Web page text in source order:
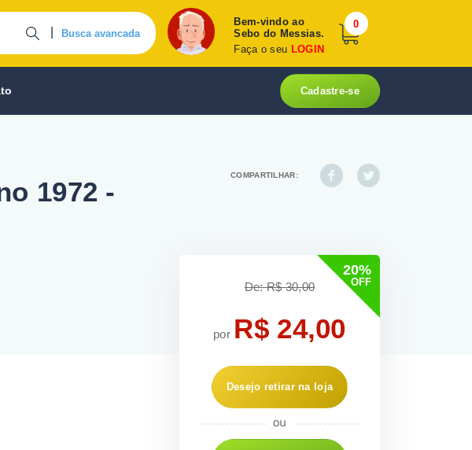
Busca avancada
Bem-vindo ao
Sebo do Messias.
Faça o seu LOGIN
0
Cadastre-se
1972 -
COMPARTILHAR:
20%
OFF
De: R$ 30,00
por R$ 24,00
Desejo retirar na loja